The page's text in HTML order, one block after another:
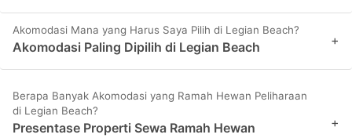
Akomodasi Mana yang Harus Saya Pilih di Legian Beach?
Akomodasi Paling Dipilih di Legian Beach +
Berapa Banyak Akomodasi yang Ramah Hewan Peliharaan
di Legian Beach?
Presentase Properti Sewa Ramah Hewan
+